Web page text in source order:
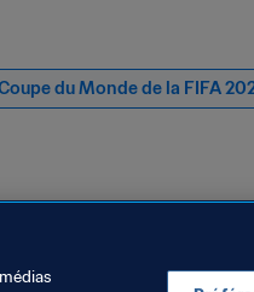
du Monde de la FIFA